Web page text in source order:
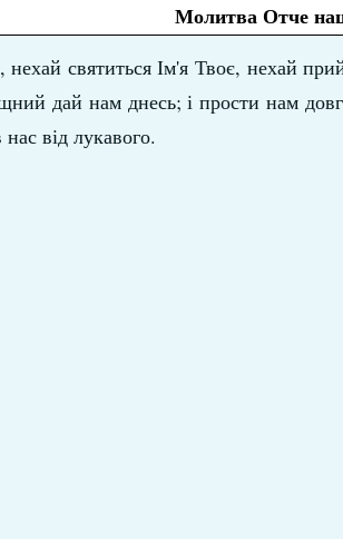
Молитва Отче
святиться Ім'я Твоє, нехай
дай нам днесь; і прости нам
від лукавого.